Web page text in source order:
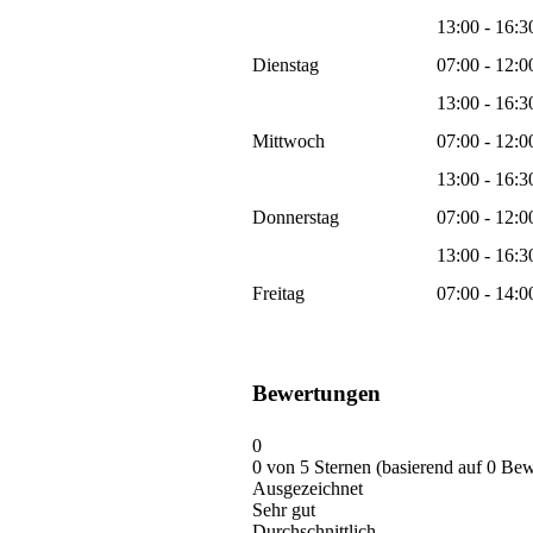
13:00 -
Dienstag
07:00 -
13:00 -
Mittwoch
07:00 -
13:00 -
Donnerstag
07:00 -
13:00 -
Freitag
07:00 -
Bewertungen
0
0 von 5 Sternen (basierend auf 0
Ausgezeichnet
Sehr gut